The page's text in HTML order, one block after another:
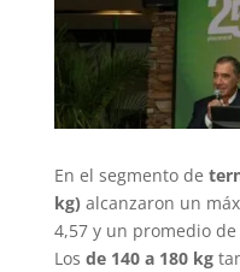
En el segmento de
kg) alcanzaron un
4,57 y un promedio de
Los de 140 a 180 kg